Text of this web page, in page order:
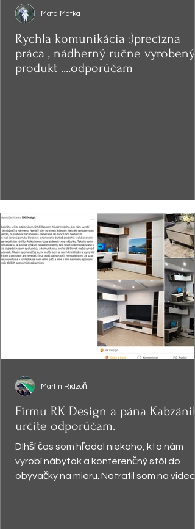
Rychla komunikácia :)precízna
práca , nádherný ručne vyrobený
produkt ....odporúčam
Mata Matka
Firmu RK Design a pána
určite odporúčam.
Dlhší čas som hľadal niekoho, kto nám
vyrobí nábytok a konferenčný stôl do
obývačky na mieru. Natrafil som na video,
Martin Ridzoň